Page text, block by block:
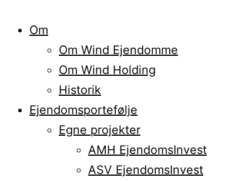
Om
Om Wind Ejendomme
Om Wind Holding
Historik
Ejendomsportefølje
Egne projekter
AMH EjendomsInvest
ASV EjendomsInvest